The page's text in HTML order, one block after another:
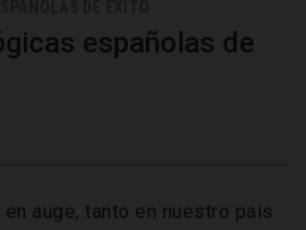
españolas de
auge, tanto en nuestro país